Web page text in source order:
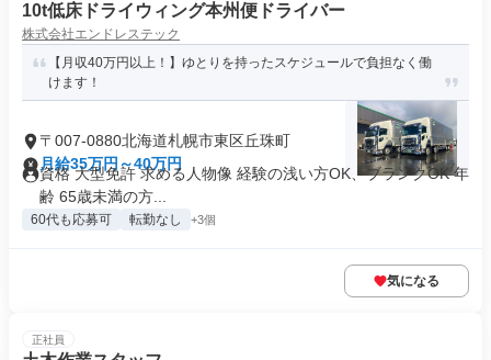
10t低床ドライウィング本州便ドライバー
株式会社エンドレステック
【月収40万円以上！】ゆとりを持ったスケジュールで負担なく働
けます！
〒007-0880北海道札幌市東区丘珠町
月給35万円～40万円
資格 大型免許 求める人物像 経験の浅い方OK、ブランクOK 年
齢 65歳未満の方...
60代も応募可 転勤なし +3個
気になる
正社員